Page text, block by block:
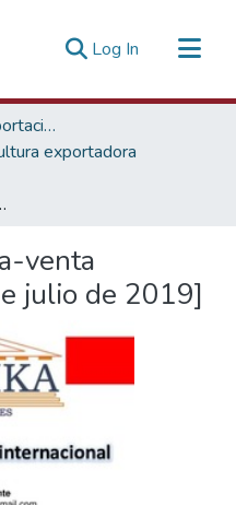
Log In (current)
Promoción de las Exportaciones
exportadora
de julio de 2019]
venta
julio de 2019]